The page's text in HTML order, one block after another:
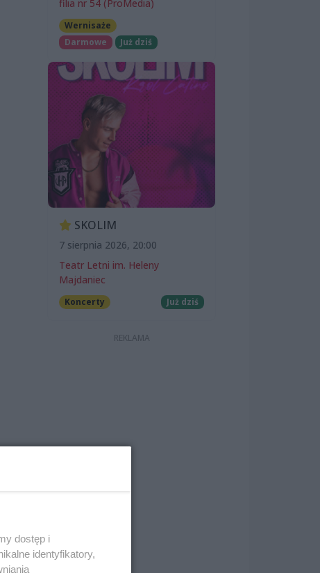
filia nr 54 (ProMedia)
Wernisaże
Darmowe
Już dziś
SKOLIM
7 sierpnia 2026, 20:00
Teatr Letni im. Heleny
Majdaniec
Koncerty Już dziś
dostęp i
identyfikatory,